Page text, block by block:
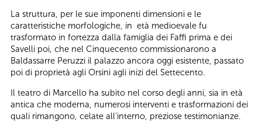
La struttura, per le sue imponenti dimensioni e le
caratteristiche morfologiche, in età medioevale fu
trasformato in fortezza dalla famiglia dei Faffi prima e dei
Savelli poi, che nel Cinquecento commissionarono a
Baldassarre Peruzzi il palazzo ancora oggi esistente, passato
poi di proprietà agli Orsini agli inizi del Settecento.
Il teatro di Marcello ha subito nel corso degli anni, sia in età
antica che moderna, numerosi interventi e trasformazioni dei
quali rimangono, celate all’interno, preziose testimonianze.